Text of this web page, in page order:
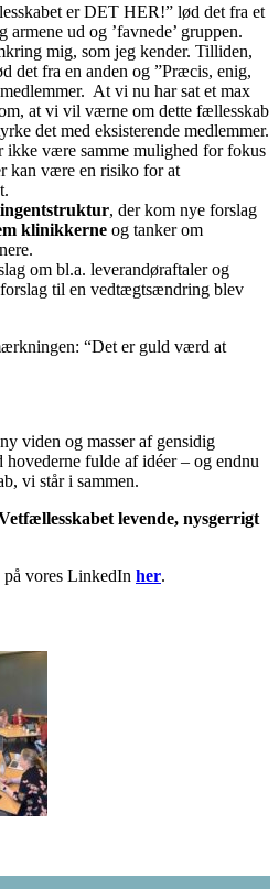
er DET HER!” lød det fra et
ud og ’favnede’ gruppen.
mig, som jeg kender. Tilliden,
det fra en anden og ”Præcis, enig,
At vi nu har sat et max
at vi vil værne om dette fællesskab
det med eksisterende medlemmer.
være samme mulighed for fokus
kan være en risiko for at
, der kom nye forslag
klinikkerne og tanker om
om bl.a. leverandøraftaler og
til en vedtægtsændring blev
“Det er guld værd at
viden og masser af gensidig
fulde af idéer – og endnu
vi står i sammen.
levende, nysgerrigt
på vores LinkedIn her.